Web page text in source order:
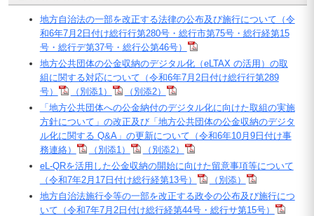
地方自治法の一部を改正する法律の公布及び施行について（令
和6年7月2日付け総行行第280号・総行市第75号・総行経第15
号・総行デ第37号・総行公第46号）
地方公共団体の公金収納のデジタル化（eLTAX の活用）の取
組に関する対応について（令和6年7月2日付け総行行第289
号）
（別添1）
（別添2）
「地方公共団体への公金納付のデジタル化に向けた取組の実施
方針について」の改正及び「地方公共団体の公金収納のデジタ
ル化に関する Q&A」の更新について（令和6年10月9日付け事
務連絡）
（別添1）
（別添2）
eL-QRを活用した公金収納の開始に向けた留意事項等について
（令和7年2月17日付け総行経第13号）
（別添）
地方自治法施行令等の一部を改正する政令の公布及び施行につ
いて（令和7年7月2日付け総行経第44号・総行サ第15号）